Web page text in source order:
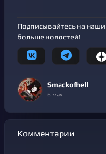
Подписывайтесь на наши
больше новостей!
Smackofhell
6 мая
Комментарии